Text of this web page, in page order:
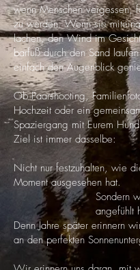
wenn Menschen vergessen,
zu werden. Wenn sie
lachen, den Wind im
barfuß durch den Sand
einfach den Augenblick
Ob Paarshooting,
Hochzeit oder ein
Spaziergang mit Eurem
Ziel ist immer dasselbe:
Nicht nur festzuhalten, wie
Moment ausgesehen hat.
Sondern
angefühlt
Denn Jahre später erinnern
an den perfekten